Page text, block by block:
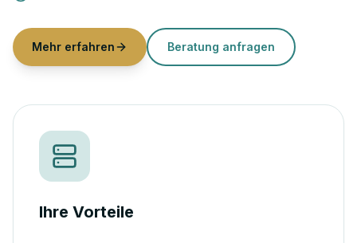
Mehr erfahren Beratung anfragen
Ihre Vorteile